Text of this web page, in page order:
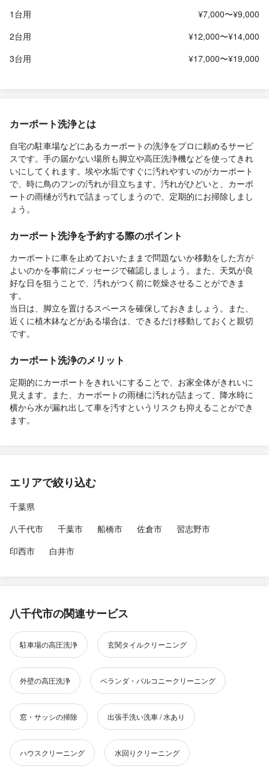
1台用
¥7,000〜¥9,000
2台用
¥12,000〜¥14,000
3台用
¥17,000〜¥19,000
カーポート洗浄とは
自宅の駐車場などにあるカーポートの洗浄をプロに頼めるサービ
スです。手の届かない場所も脚立や高圧洗浄機などを使ってきれ
いにしてくれます。埃や水垢ですぐに汚れやすいのがカーポート
で、時に鳥のフンの汚れが目立ちます。汚れがひどいと、カーポ
ートの雨樋が汚れで詰まってしまうので、定期的にお掃除しまし
ょう。
カーポート洗浄を予約する際のポイント
カーポートに車を止めておいたままで問題ないか移動をした方が
よいのかを事前にメッセージで確認しましょう。また、天気が良
好な日を狙うことで、汚れがつく前に乾燥させることができま
す。
当日は、脚立を置けるスペースを確保しておきましょう。また、
近くに植木鉢などがある場合は、できるだけ移動しておくと親切
です。
カーポート洗浄のメリット
定期的にカーポートをきれいにすることで、お家全体がきれいに
見えます。また、カーポートの雨樋に汚れが詰まって、降水時に
横から水が漏れ出して車を汚すというリスクも抑えることができ
ます。
エリアで絞り込む
千葉県
八千代市
千葉市 船橋市 佐倉市
習志野市
印西市
白井市
八千代市の関連サービス
駐車場の高圧洗浄 玄関タイルクリーニング
外壁の高圧洗浄 ベランダ・バルコニークリーニング
窓・サッシの掃除 出張手洗い洗車 / 水あり
ハウスクリーニング 水回りクリーニング